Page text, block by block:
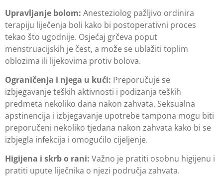
Upravljanje bolom: Anesteziolog pažljivo ordinira
terapiju liječenja boli kako bi postoperativni proces
tekao što ugodnije. Osjećaj grčeva poput
menstruacijskih je čest, a može se ublažiti toplim
oblozima ili lijekovima protiv bolova.
Ograničenja i njega u kući: Preporučuje se
izbjegavanje teških aktivnosti i podizanja teških
predmeta nekoliko dana nakon zahvata. Seksualna
apstinencija i izbjegavanje upotrebe tampona mogu biti
preporučeni nekoliko tjedana nakon zahvata kako bi se
izbjegla infekcija i omogućilo cijeljenje.
Higijena i skrb o rani: Važno je pratiti osobnu higijenu i
pratiti upute liječnika o njezi područja zahvata.